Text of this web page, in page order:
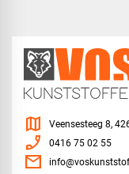
map Veensesteeg 8,
phone_enabled 0416 75 02 55
mail